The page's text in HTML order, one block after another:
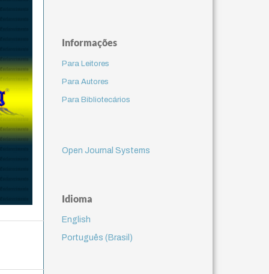
Informações
Para Leitores
Para Autores
Para Bibliotecários
Open Journal Systems
Idioma
English
Português (Brasil)